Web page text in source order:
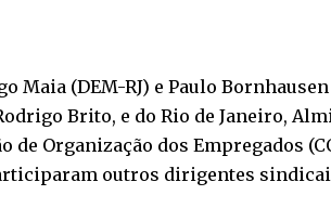
(DEM-RJ) e Paulo Bornhausen
Brito, e do Rio de Janeiro,
Organização dos Empregados
outros dirigentes